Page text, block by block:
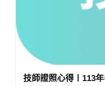
技師證照心得〡113